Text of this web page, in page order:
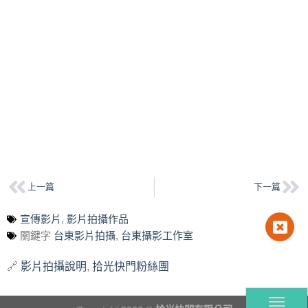
上一篇 下一篇
宣傳影片 , 影片拍攝作品
關鍵字 台東影片拍攝, 台東攝影工作室
🔗 影片拍攝說明, 拾光快門粉絲團